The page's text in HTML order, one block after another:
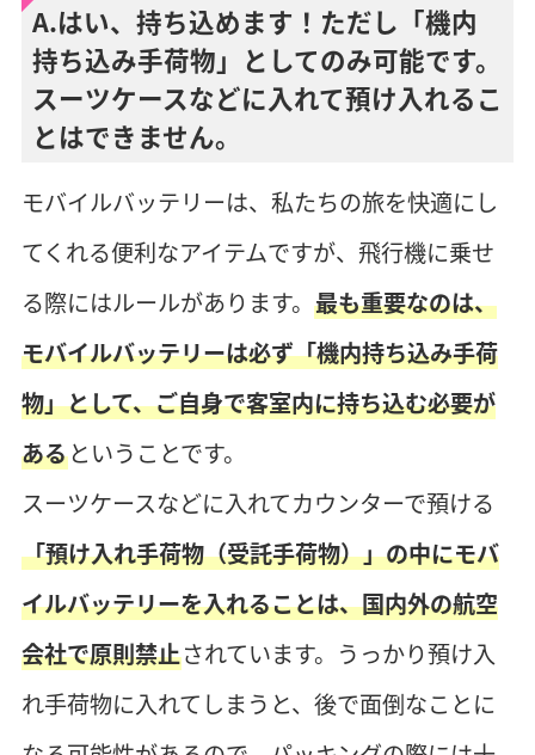
A.はい、持ち込めます！ただし「機内
持ち込み手荷物」としてのみ可能です。
スーツケースなどに入れて預け入れるこ
とはできません。
モバイルバッテリーは、私たちの旅を快適にし
てくれる便利なアイテムですが、飛行機に乗せ
る際にはルールがあります。 最も重要なのは、
モバイルバッテリーは必ず「機内持ち込み手荷
物」として、ご自身で客室内に持ち込む必要が
あるということです。
スーツケースなどに入れてカウンターで預ける
「預け入れ手荷物（受託手荷物）」の中にモバ
イルバッテリーを入れることは、国内外の航空
会社で原則禁止されています。うっかり預け入
れ手荷物に入れてしまうと、後で面倒なことに